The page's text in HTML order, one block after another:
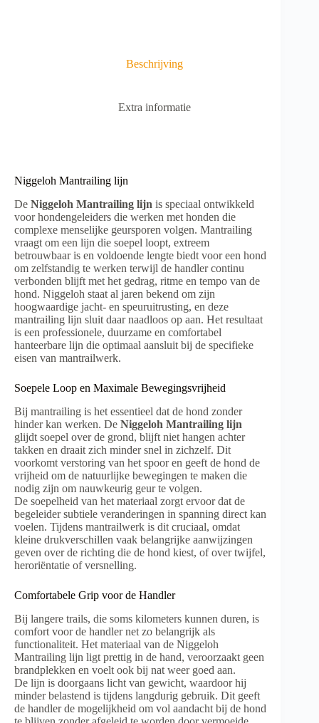
Beschrijving
Extra informatie
Niggeloh Mantrailing lijn
De Niggeloh Mantrailing lijn is speciaal ontwikkeld
voor hondengeleiders die werken met honden die
complexe menselijke geursporen volgen. Mantrailing
vraagt om een lijn die soepel loopt, extreem
betrouwbaar is en voldoende lengte biedt voor een hond
om zelfstandig te werken terwijl de handler continu
verbonden blijft met het gedrag, ritme en tempo van de
hond. Niggeloh staat al jaren bekend om zijn
hoogwaardige jacht- en speuruitrusting, en deze
mantrailing lijn sluit daar naadloos op aan. Het resultaat
is een professionele, duurzame en comfortabel
hanteerbare lijn die optimaal aansluit bij de specifieke
eisen van mantrailwerk.
Soepele Loop en Maximale Bewegingsvrijheid
Bij mantrailing is het essentieel dat de hond zonder
hinder kan werken. De Niggeloh Mantrailing lijn
glijdt soepel over de grond, blijft niet hangen achter
takken en draait zich minder snel in zichzelf. Dit
voorkomt verstoring van het spoor en geeft de hond de
vrijheid om de natuurlijke bewegingen te maken die
nodig zijn om nauwkeurig geur te volgen.
De soepelheid van het materiaal zorgt ervoor dat de
begeleider subtiele veranderingen in spanning direct kan
voelen. Tijdens mantrailwerk is dit cruciaal, omdat
kleine drukverschillen vaak belangrijke aanwijzingen
geven over de richting die de hond kiest, of over twijfel,
heroriëntatie of versnelling.
Comfortabele Grip voor de Handler
Bij langere trails, die soms kilometers kunnen duren, is
comfort voor de handler net zo belangrijk als
functionaliteit. Het materiaal van de Niggeloh
Mantrailing lijn ligt prettig in de hand, veroorzaakt geen
brandplekken en voelt ook bij nat weer goed aan.
De lijn is doorgaans licht van gewicht, waardoor hij
minder belastend is tijdens langdurig gebruik. Dit geeft
de handler de mogelijkheid om vol aandacht bij de hond